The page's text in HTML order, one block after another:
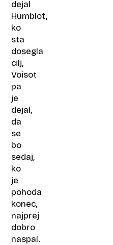
dejal
Humblot,
ko
sta
dosegla
cilj,
Voisot
pa
je
dejal,
da
se
bo
sedaj,
ko
je
pohoda
konec,
najprej
dobro
naspal.